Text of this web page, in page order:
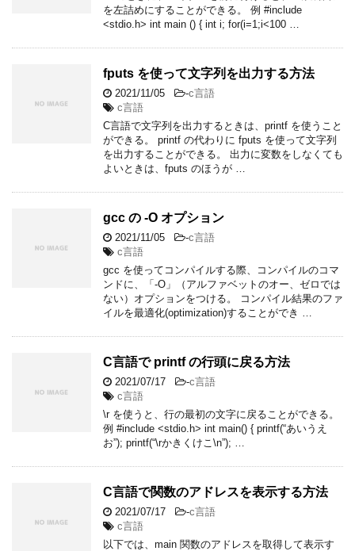
を左詰めにすることができる。 例 #include
<stdio.h> int main () { int i; for(i=1;i<100 …
fputs を使って文字列を出力する方法
2021/11/05 -c言語
c言語
C言語で文字列を出力するときは、printf を使うこと
ができる。 printf の代わりに fputs を使って文字列
を出力することができる。 出力に変数をしなくても
よいときは、fputs のほうが …
gcc の -O オプション
2021/11/05 -c言語
c言語
gcc を使ってコンパイルする際、コンパイルのコマ
ンドに、「-O」（アルファベットのオー、ゼロでは
ない）オプションをつける。 コンパイル結果のファ
イルを最適化(optimization)することができ …
C言語で printf の行頭に戻る方法
2021/07/17 -c言語
c言語
\r を使うと、行の最初の文字に戻ることができる。
例 #include <stdio.h> int main() { printf(“あいうえ
お”); printf(“\rかきくけこ\n”); …
C言語で関数のアドレスを表示する方法
2021/07/17 -c言語
c言語
以下では、main 関数のアドレスを取得して表示す